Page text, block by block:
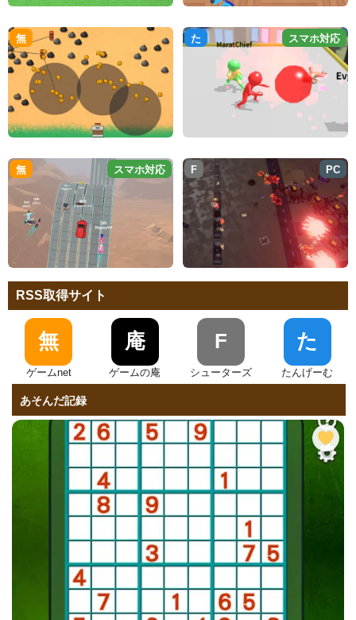
無 た スマホ対応
無 スマホ対応 F PC
RSS取得サイト
無
ゲームnet
庵
ゲームの庵
F
シューターズ
た
たんげーむ
あそんだ記録